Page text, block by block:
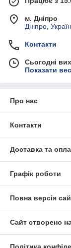
м. Дніпро
Дніпро,
Контакти
Сьогодні
Показати
Про нас
Контакти
Доставка та
Графік роботи
Повна версія
Сайт створено